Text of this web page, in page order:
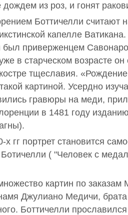
из роз, и гонят
Боттичелли считают
капелле
был приверженцем
в старческом возрасте
тщеславия.
картиной. Усердно
гравюры на меди,
в 1481 году
х гг портрет становится
Ботичелли ( "Человек с
картин по заказам
Джулиано Медичи,
Боттичелли